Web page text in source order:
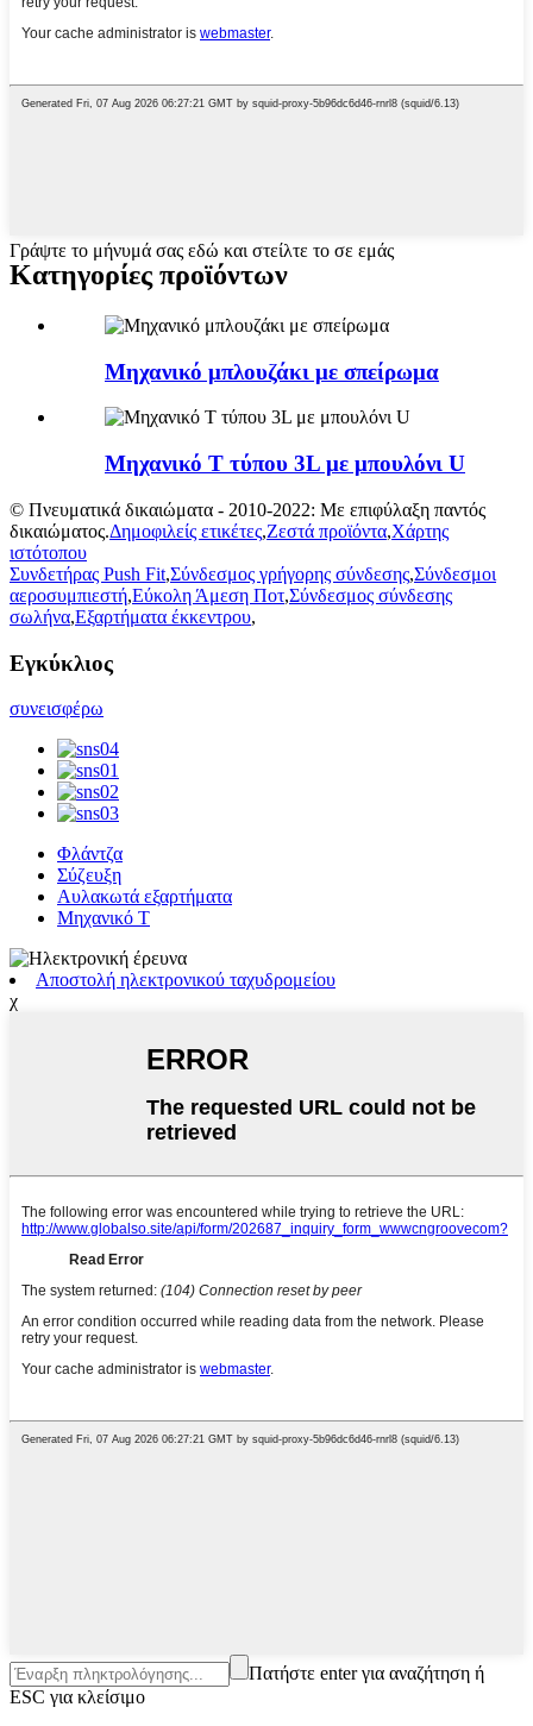
Γράψτε το μήνυμά σας εδώ και στείλτε το σε εμάς
Κατηγορίες προϊόντων
Μηχανικό μπλουζάκι με σπείρωμα
Μηχανικό Τ τύπου 3L με μπουλόνι U
© Πνευματικά δικαιώματα - 2010-2022: Με επιφύλαξη παντός
δικαιώματος.Δημοφιλείς ετικέτες,Ζεστά προϊόντα,Χάρτης
ιστότοπου
Συνδετήρας Push Fit,Σύνδεσμος γρήγορης σύνδεσης,Σύνδεσμοι
αεροσυμπιεστή,Εύκολη Άμεση Ποτ,Σύνδεσμος σύνδεσης
σωλήνα,Εξαρτήματα έκκεντρου,
Εγκύκλιος
συνεισφέρω
Φλάντζα
Σύζευξη
Αυλακωτά εξαρτήματα
Μηχανικό Τ
Αποστολή ηλεκτρονικού ταχυδρομείου
χ
Πατήστε enter για αναζήτηση ή
ESC για κλείσιμο